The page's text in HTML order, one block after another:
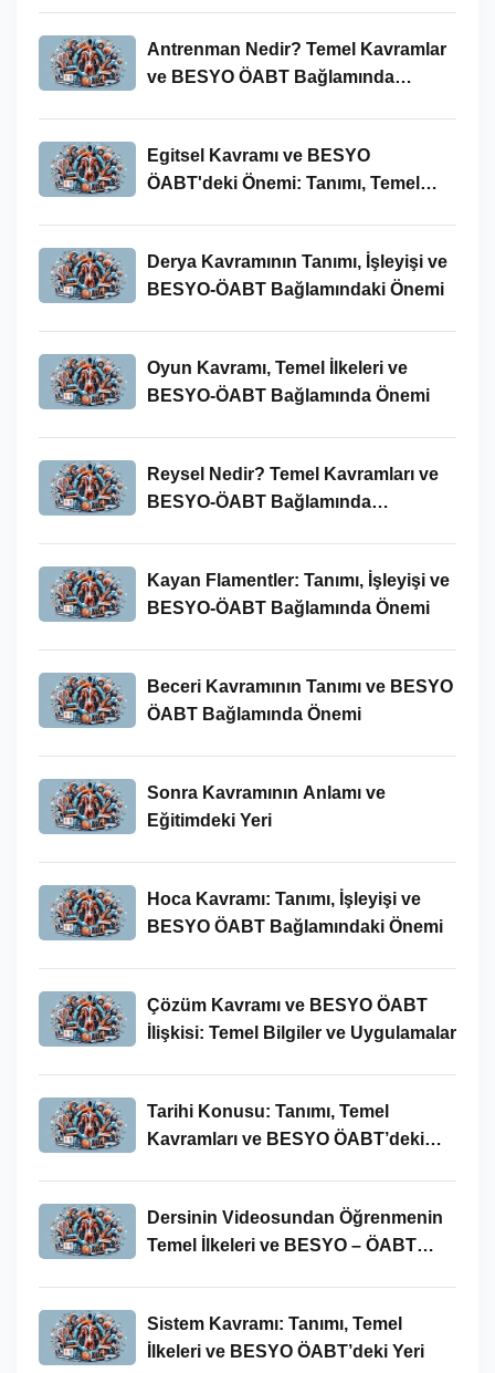
Antrenman Nedir? Temel Kavramlar
ve BESYO ÖABT Bağlamında
Egitsel Kavramı ve BESYO
ÖABT'deki Önemi: Tanımı, Temel
Derya Kavramının Tanımı, İşleyişi ve
BESYO-ÖABT Bağlamındaki Önemi
Oyun Kavramı, Temel İlkeleri ve
BESYO-ÖABT Bağlamında Önemi
Reysel Nedir? Temel Kavramları ve
BESYO-ÖABT Bağlamında
Kayan Flamentler: Tanımı, İşleyişi ve
BESYO-ÖABT Bağlamında Önemi
Beceri Kavramının Tanımı ve BESYO
ÖABT Bağlamında Önemi
Sonra Kavramının Anlamı ve
Eğitimdeki Yeri
Hoca Kavramı: Tanımı, İşleyişi ve
BESYO ÖABT Bağlamındaki Önemi
Çözüm Kavramı ve BESYO ÖABT
İlişkisi: Temel Bilgiler ve Uygulamalar
Tarihi Konusu: Tanımı, Temel
Kavramları ve BESYO ÖABT’deki
Dersinin Videosundan Öğrenmenin
Temel İlkeleri ve BESYO – ÖABT
Sistem Kavramı: Tanımı, Temel
İlkeleri ve BESYO ÖABT’deki Yeri